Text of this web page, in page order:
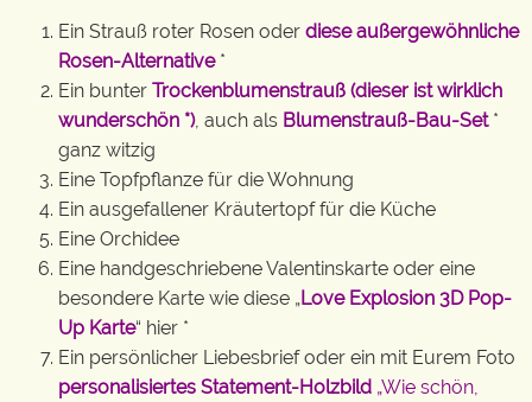
Ein Strauß roter Rosen oder diese außergewöhnliche
Rosen-Alternative*
Ein bunter Trockenblumenstrauß (dieser ist wirklich
wunderschön *), auch als Blumenstrauß-Bau-Set*
ganz witzig
Eine Topfpflanze für die Wohnung
Ein ausgefallener Kräutertopf für die Küche
Eine Orchidee
Eine handgeschriebene Valentinskarte oder eine
besondere Karte wie diese „Love Explosion 3D Pop-
Up Karte“ hier *
Ein persönlicher Liebesbrief oder ein mit Eurem Foto
personalisiertes Statement-Holzbild „Wie schön,